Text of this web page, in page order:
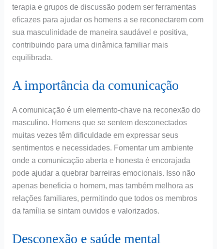
terapia e grupos de discussão podem ser ferramentas
eficazes para ajudar os homens a se reconectarem com
sua masculinidade de maneira saudável e positiva,
contribuindo para uma dinâmica familiar mais
equilibrada.
A importância da comunicação
A comunicação é um elemento-chave na reconexão do
masculino. Homens que se sentem desconectados
muitas vezes têm dificuldade em expressar seus
sentimentos e necessidades. Fomentar um ambiente
onde a comunicação aberta e honesta é encorajada
pode ajudar a quebrar barreiras emocionais. Isso não
apenas beneficia o homem, mas também melhora as
relações familiares, permitindo que todos os membros
da família se sintam ouvidos e valorizados.
Desconexão e saúde mental